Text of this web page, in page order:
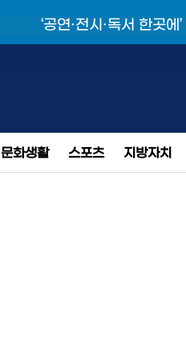
‘공연·전시·독서 한곳
문화생활 스포츠 지방자치